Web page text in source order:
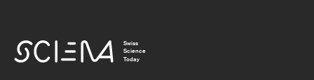
Swiss
Science
Today